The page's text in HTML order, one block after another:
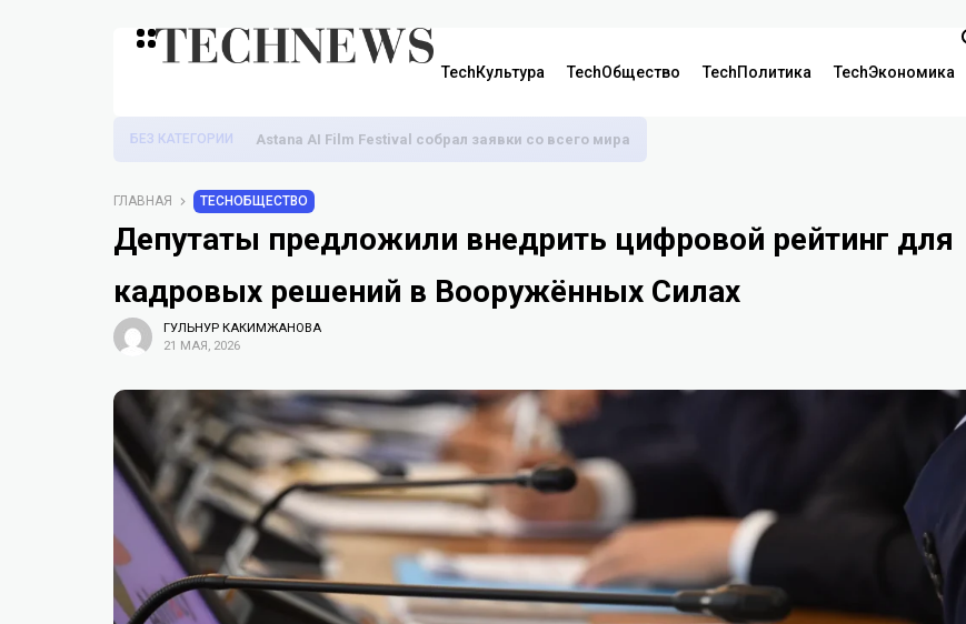
TechКультура TechОбщество TechПолитика TechЭкономика
БЕЗ КАТЕГОРИИ Astana AI Film Festival собрал заявки со всего мира
ГЛАВНАЯ TECHОБЩЕСТВО
Депутаты предложили внедрить цифровой рейтинг для
кадровых решений в Вооружённых Силах
ГУЛЬНУР КАКИМЖАНОВА
21 МАЯ, 2026